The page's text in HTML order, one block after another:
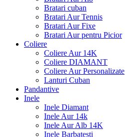
Bratari cuban
Bratari Aur Tennis
Bratari Aur Fixe
Bratari Aur pentru Picior
Coliere
Coliere Aur 14K
Coliere DIAMANT
Coliere Aur Personalizate
Lanturi Cuban
Pandantive
Inele
Inele Diamant
Inele Aur 14k
Inele Aur Alb 14K
Inele Barbatesti